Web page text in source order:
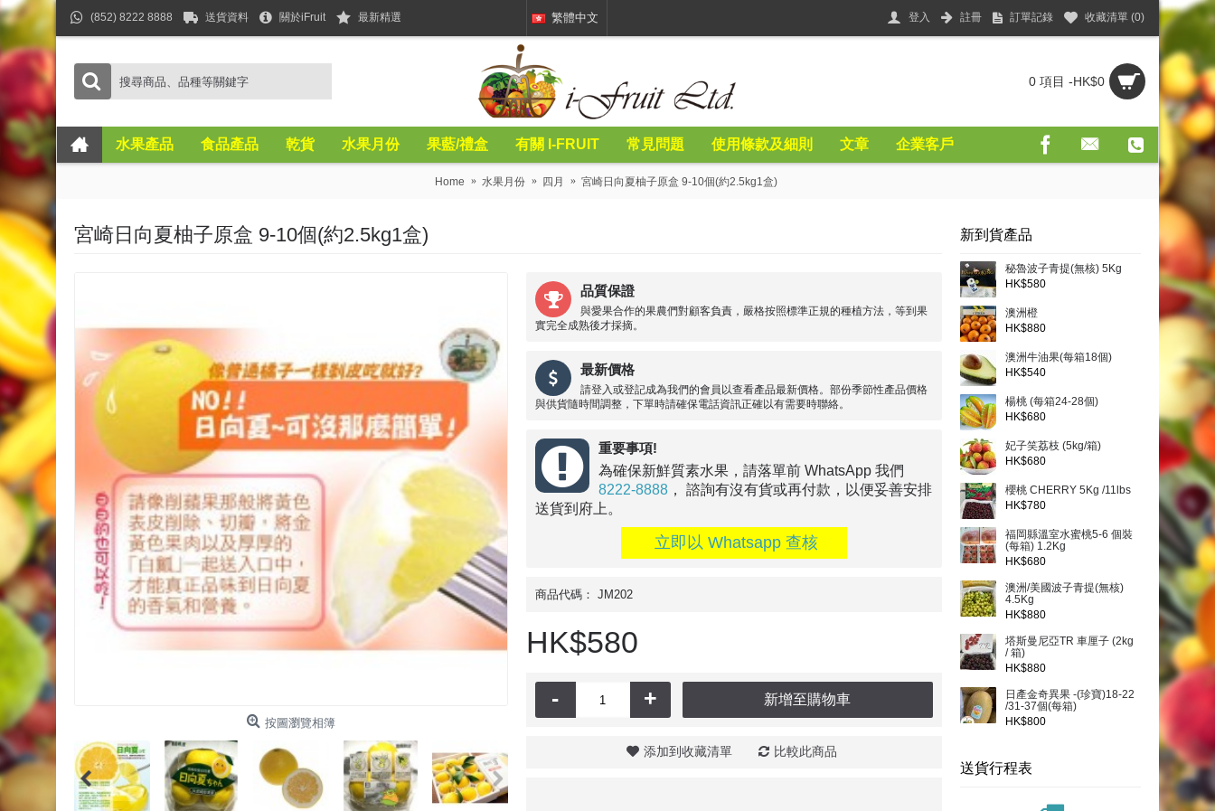
(852) 8222 8888 送貨資料 關於iFruit 最新精選 繁體中文 登入 註冊 訂單記錄 收藏清單 (0)
0 項目 -HK$0
水果產品 食品產品 乾貨 水果月份 果藍/禮盒 有關 I-FRUIT 常見問題 使用條款及細則 文章 企業客戶
Home 水果月份 四月 宮崎日向夏柚子原盒 9-10個(約2.5kg1盒)
新到貨產品
秘魯波子青提(無核) 5Kg
HK$580
澳洲橙
HK$880
澳洲牛油果(每箱18個)
HK$540
楊桃 (每箱24-28個)
HK$680
妃子笑荔枝 (5kg/箱)
HK$680
櫻桃 CHERRY 5Kg /11lbs
HK$780
福岡縣溫室水蜜桃5-6 個裝
(每箱) 1.2Kg
HK$680
澳洲/美國波子青提(無核)
4.5Kg
HK$880
塔斯曼尼亞TR 車厘子 (2kg
/ 箱)
HK$880
日產金奇異果 -(珍寶)18-22
/31-37個(每箱)
HK$800
送貨行程表
宮崎日向夏柚子原盒 9-10個(約2.5kg1盒)
按圖瀏覽相簿
品質保證
與愛果合作的果農們對顧客負責，嚴格按照標準正規的種植方法，等到果
實完全成熟後才採摘。
最新價格
請登入或登記成為我們的會員以查看產品最新價格。部份季節性產品價格
與供貨隨時間調整，下單時請確保電話資訊正確以有需要時聯絡。
重要事項!
為確保新鮮質素水果，請落單前 WhatsApp 我們
8222-8888 ， 諮詢有沒有貨或再付款，以便妥善安排
送貨到府上。
立即以 Whatsapp 查核
商品代碼： JM202
HK$580
- + 新增至購物車
添加到收藏清單 比較此商品